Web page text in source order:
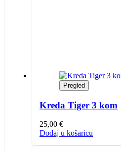
Pregled
Kreda Tiger 3 kom
25,00 €
Dodaj u košaricu